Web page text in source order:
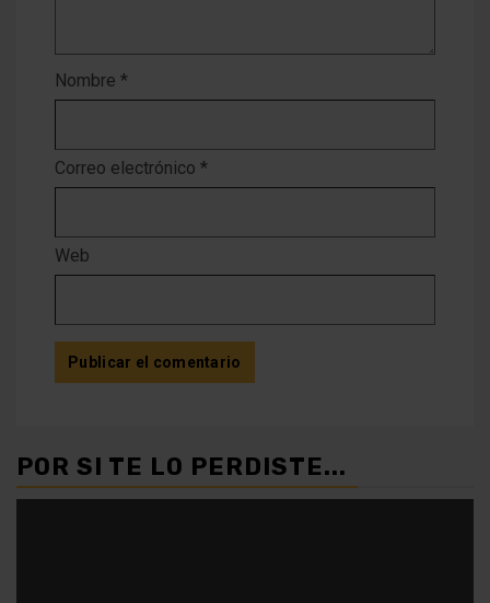
Nombre *
Correo electrónico *
Web
POR SI TE LO PERDISTE...